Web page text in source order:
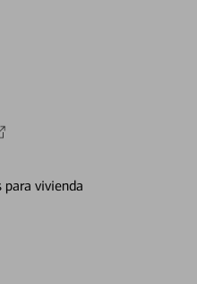
vivienda